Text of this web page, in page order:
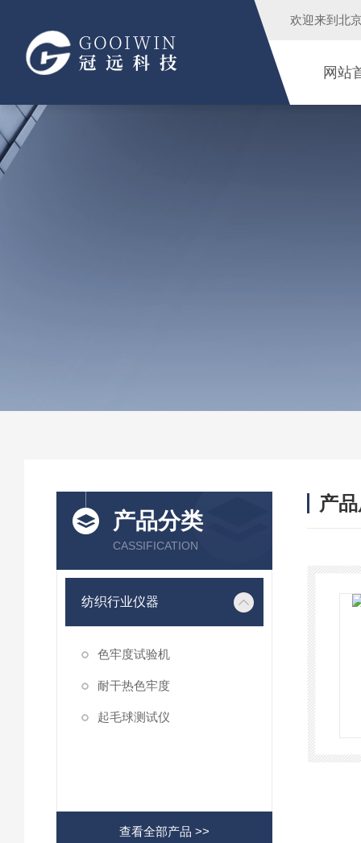
欢迎来到 北
网站
产品分类
CASSIFICATION
纺织行业仪器
色牢度试验机
耐干热色牢度
起毛球测试仪
查看全部产品 >>
产